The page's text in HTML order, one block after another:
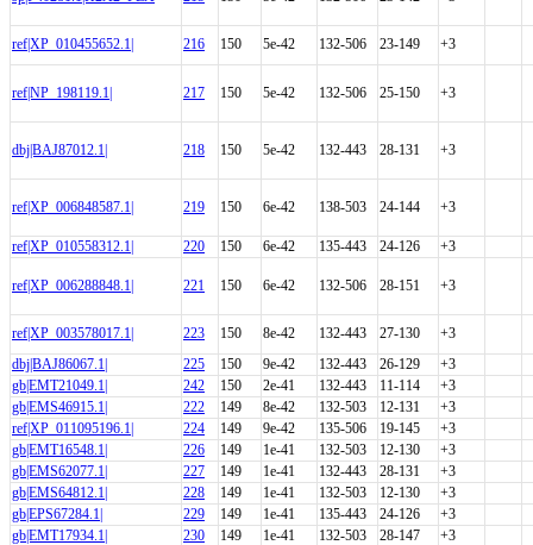
ref|XP_010455652.1| 216 150 5e-42 132-506 23-149 +3
ref|NP_198119.1| 217 150 5e-42 132-506 25-150 +3
dbj|BAJ87012.1| 218 150 5e-42 132-443 28-131 +3
ref|XP_006848587.1| 219 150 6e-42 138-503 24-144 +3
ref|XP_010558312.1| 220 150 6e-42 135-443 24-126 +3
ref|XP_006288848.1| 221 150 6e-42 132-506 28-151 +3
ref|XP_003578017.1| 223 150 8e-42 132-443 27-130
+3
dbj|BAJ86067.1|
225 150 9e-42 132-443 26-129
+3
gb|EMT21049.1|
242 150 2e-41 132-443 11-114
+3
gb|EMS46915.1|
222 149 8e-42 132-503 12-131
+3
ref|XP_011095196.1|
224 149 9e-42 135-506 19-145
+3
gb|EMT16548.1|
226 149 1e-41 132-503 12-130
+3
gb|EMS62077.1|
227 149 1e-41 132-443 28-131
+3
gb|EMS64812.1|
228 149 1e-41 132-503 12-130
+3
gb|EPS67284.1|
229 149 1e-41 135-443 24-126
+3
gb|EMT17934.1|
230 149 1e-41 132-503 28-147
+3